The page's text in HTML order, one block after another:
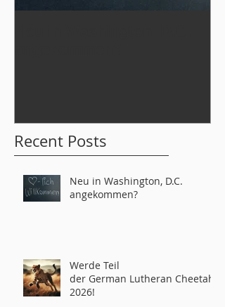
Recent Posts
Neu in Washington, D.C.
angekommen?
Werde Teil
der German Lutheran Cheetahs
2026!